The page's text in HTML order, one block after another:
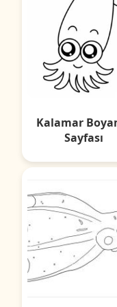
Kalamar
Sayfası